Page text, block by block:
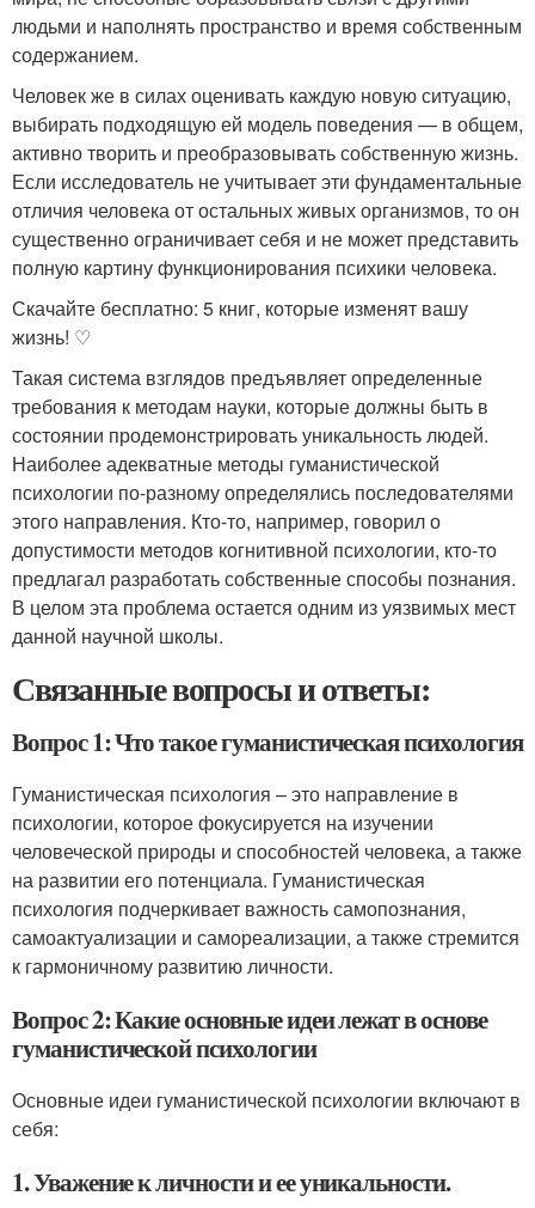
людьми и наполнять пространство и время собственным
содержанием.
Человек же в силах оценивать каждую новую ситуацию,
выбирать подходящую ей модель поведения — в общем,
активно творить и преобразовывать собственную жизнь.
Если исследователь не учитывает эти фундаментальные
отличия человека от остальных живых организмов, то он
существенно ограничивает себя и не может представить
полную картину функционирования психики человека.
Скачайте бесплатно: 5 книг, которые изменят вашу
жизнь! ♡
Такая система взглядов предъявляет определенные
требования к методам науки, которые должны быть в
состоянии продемонстрировать уникальность людей.
Наиболее адекватные методы гуманистической
психологии по-разному определялись последователями
этого направления. Кто-то, например, говорил о
допустимости методов когнитивной психологии, кто-то
предлагал разработать собственные способы познания.
В целом эта проблема остается одним из уязвимых мест
данной научной школы.
Связанные вопросы и ответы:
Вопрос 1: Что такое гуманистическая психология
Гуманистическая психология – это направление в
психологии, которое фокусируется на изучении
человеческой природы и способностей человека, а также
на развитии его потенциала. Гуманистическая
психология подчеркивает важность самопознания,
самоактуализации и самореализации, а также стремится
к гармоничному развитию личности.
Вопрос 2: Какие основные идеи лежат в основе
гуманистической психологии
Основные идеи гуманистической психологии включают в
себя:
1. Уважение к личности и ее уникальности.